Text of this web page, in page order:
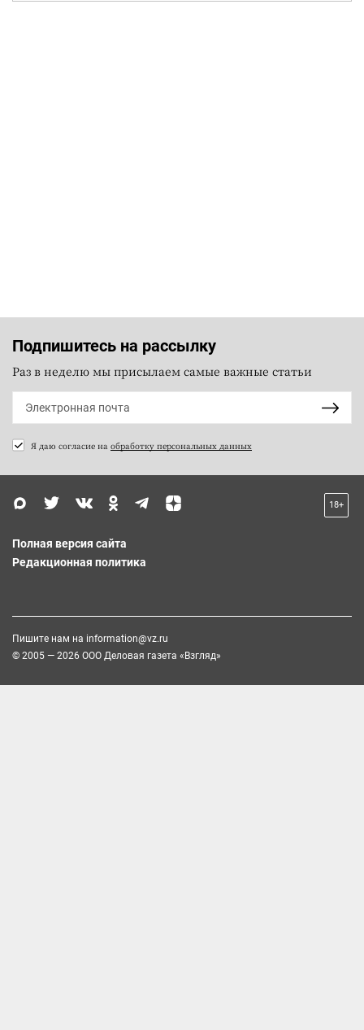
Подпишитесь на рассылку
Раз в неделю мы присылаем самые важные статьи
Я даю согласие на обработку персональных данных
18+
Полная версия сайта
Редакционная политика
Пишите нам на information@vz.ru
© 2005 — 2026 ООО Деловая газета «Взгляд»